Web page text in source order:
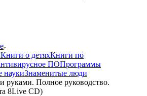
Книги о детяхКниги по
ПОПрограммы
наукиЗнаменитые люди
руками. Полное руководство.
8Live CD)